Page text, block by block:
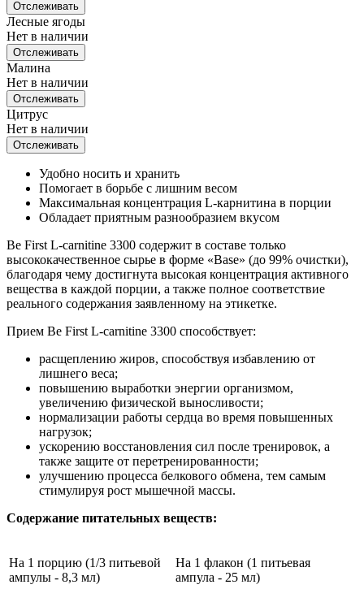
Отслеживать
Лесные ягоды
Нет в наличии
Отслеживать
Малина
Нет в наличии
Отслеживать
Цитрус
Нет в наличии
Отслеживать
Удобно носить и хранить
Помогает в борьбе с лишним весом
Максимальная концентрация L-карнитина в порции
Обладает приятным разнообразием вкусом
Be First L-carnitine 3300 содержит в составе только
высококачественное сырье в форме «Base» (до 99% очистки),
благодаря чему достигнута высокая концентрация активного
вещества в каждой порции, а также полное соответствие
реального содержания заявленному на этикетке.
Прием Be First L-carnitine 3300 способствует:
расщеплению жиров, способствуя избавлению от
лишнего веса;
повышению выработки энергии организмом,
увеличению физической выносливости;
нормализации работы сердца во время повышенных
нагрузок;
ускорению восстановления сил после тренировок, а
также защите от перетренированности;
улучшению процесса белкового обмена, тем самым
стимулируя рост мышечной массы.
Содержание питательных веществ:
На 1 порцию (1/3 питьевой
ампулы - 8,3 мл)
На 1 флакон (1 питьевая
ампула - 25 мл)